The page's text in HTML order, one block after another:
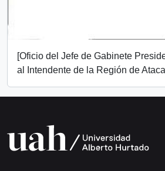
[Oficio del Jefe de Gabinete
al Intendente de la Región de